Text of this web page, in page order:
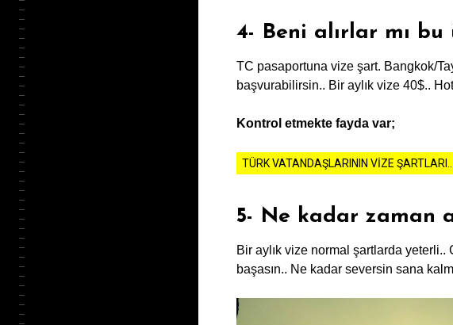
4- Beni alırlar mı bu
TC pasaportuna vize şart. Bangkok/
başvurabilirsin.. Bir aylık vize 40$..
Kontrol etmekte fayda var;
TÜRK VATANDAŞLARININ VIZE ŞARTLARI..
5- Ne kadar zaman
Bir aylık vize normal şartlarda
başasın.. Ne kadar seversin sana